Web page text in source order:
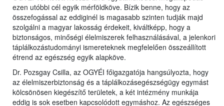
ezen utóbbi cél egyik mérföldköve. Bízik benne, hogy az
összefogással az eddiginél is magasabb szinten tudják majd
szolgálni a magyar lakosság érdekeit, kiváltképp, hogy a
biztonságos, minőségi élelmiszerek felhasználásával, a jelenkori
táplálkozástudományi ismereteknek megfelelően összeállított
étrend az egészség egyik alapköve.
Dr. Pozsgay Csilla, az OGYÉI főigazgatója hangsúlyozta, hogy
az élelmiszerbiztonság és a táplálkozásegészségügy egymást
kölcsönösen kiegészítő területek, a két intézmény munkája
eddig is sok esetben kapcsolódott egymáshoz. Az egészséges